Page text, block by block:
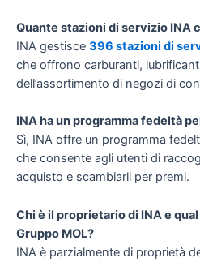
Quante stazioni di servizio INA
INA gestisce 396 stazioni di
che offrono carburanti,
dell’assortimento di negozi di
INA ha un programma fedeltà
Sì, INA offre un programma
che consente agli utenti di
acquisto e scambiarli per premi.
Chi è il proprietario di INA e
Gruppo MOL?
INA è parzialmente di proprietà